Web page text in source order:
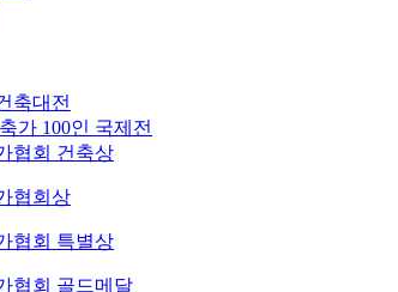
축대전
가 100인 국제전
협회 건축상
협회상
협회 특별상
협회 골드메달